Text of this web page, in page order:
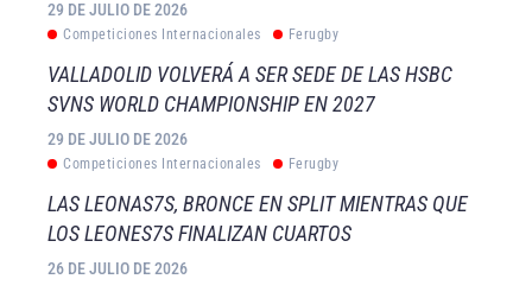
29 DE JULIO DE 2026
Competiciones Internacionales Ferugby
VALLADOLID VOLVERÁ A SER SEDE DE LAS HSBC
SVNS WORLD CHAMPIONSHIP EN 2027
29 DE JULIO DE 2026
Competiciones Internacionales Ferugby
LAS LEONAS7S, BRONCE EN SPLIT MIENTRAS QUE
LOS LEONES7S FINALIZAN CUARTOS
26 DE JULIO DE 2026